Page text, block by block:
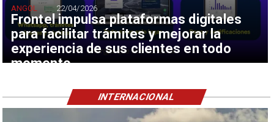
Frontel impulsa plataformas digitales
para facilitar trámites y mejorar la
experiencia de sus clientes en todo
momento
ANGOL 22/04/2026
INTERNACIONAL